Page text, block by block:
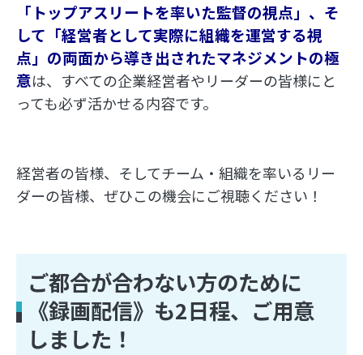
「トップアスリートを率いた監督の視点」、そ
して「経営者として実際に組織を運営する視
点」の両面から導き出されたマネジメントの極
意は、すべての企業経営者やリーダーの皆様にと
っても必ず活かせる内容です。
経営者の皆様、そしてチーム・組織を率いるリー
ダーの皆様、ぜひこの機会にご視聴ください！
ご都合が合わない方のために
《録画配信》も2日程、ご用意
しました！